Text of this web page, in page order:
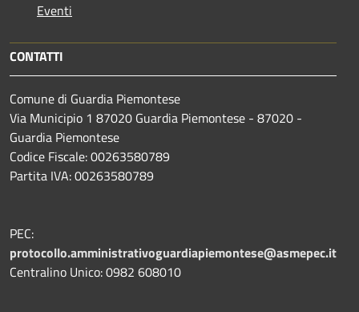
Eventi
CONTATTI
Comune di Guardia Piemontese
Via Municipio 1 87020 Guardia Piemontese - 87020 -
Guardia Piemontese
Codice Fiscale: 00263580789
Partita IVA: 00263580789
PEC:
protocollo.amministrativoguardiapiemontese@asmepec.it
Centralino Unico: 0982 608010